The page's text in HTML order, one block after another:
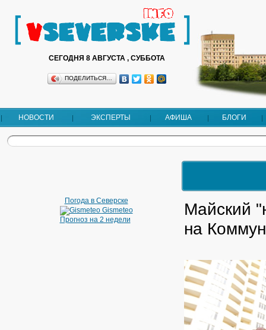
СЕГОДНЯ 8 АВГУСТА , СУББОТА
ПОДЕЛИТЬСЯ…
НОВОСТИ ЭКСПЕРТЫ АФИША БЛОГИ
Погода в Северске
Gismeteo
Прогноз на 2 недели
Майский
на